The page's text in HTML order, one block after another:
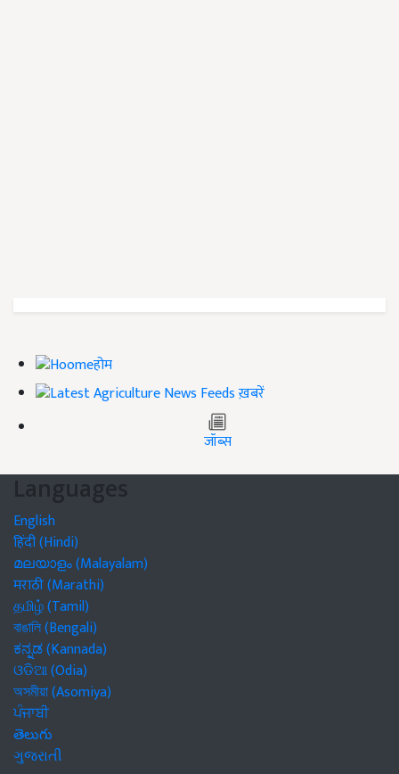
होम
ख़बरें
जॉब्स
Languages
English
हिंदी (Hindi)
മലയാളം (Malayalam)
मराठी (Marathi)
தமிழ் (Tamil)
বাঙালি (Bengali)
ಕನ್ನಡ (Kannada)
ଓଡିଆ (Odia)
অসমীয়া (Asomiya)
ਪੰਜਾਬੀ
తెలుగు
ગુજરાતી